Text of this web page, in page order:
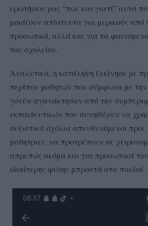
ερωτήσεις μας “πως και γιατί” αυτά
μοιάζουν απίστευτα για μερικούς από
προσωπικό, αλλά και για τα
του σχολείου.
Αναλυτικά, η κατάληψη ξεκίνησε με
περίπου μαθητών που σύμφωνα με
γονέα αγανάκτησαν από την
εκπαιδευτικών που συνηθίζουν να
σεξιστικά σχόλια απευθυνόμενοι προς
μαθητριες, να προτρέπουν σε
απρεπώς ακόμα και για προσωπικά
ιδιαίτερης φύσης μπροστά στα παιδιά.